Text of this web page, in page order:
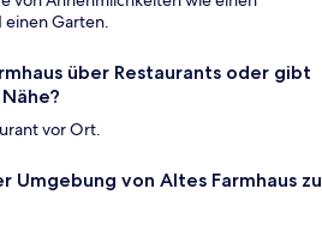
einen Garten.
über Restaurants oder gibt
vor Ort.
Umgebung von Altes Farmhaus zu